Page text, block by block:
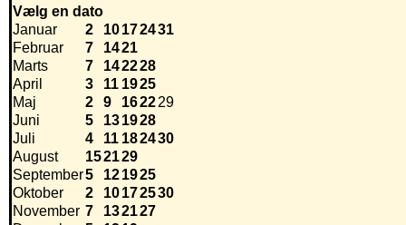
Vælg en dato
Januar
2 10172431
Februar
7 1421
Marts
7 142228
April
3 11 1925
Maj
2 9 162229
Juni
5 131928
Juli
4 11 182430
August
152129
September5 121925
Oktober
2 10172530
November 7 132127